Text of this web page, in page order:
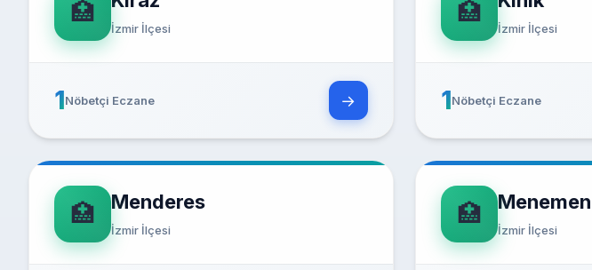
🏥
İzmir İlçesi
1Nöbetçi Eczane →
🏥
İzmir İlçesi
1Nöbetçi Eczane
🏥 Menderes
İzmir İlçesi
🏥 Menemen
İzmir İlçesi